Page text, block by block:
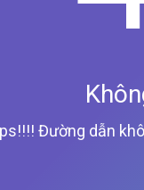
Đường dẫn